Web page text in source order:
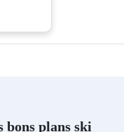
bons plans ski